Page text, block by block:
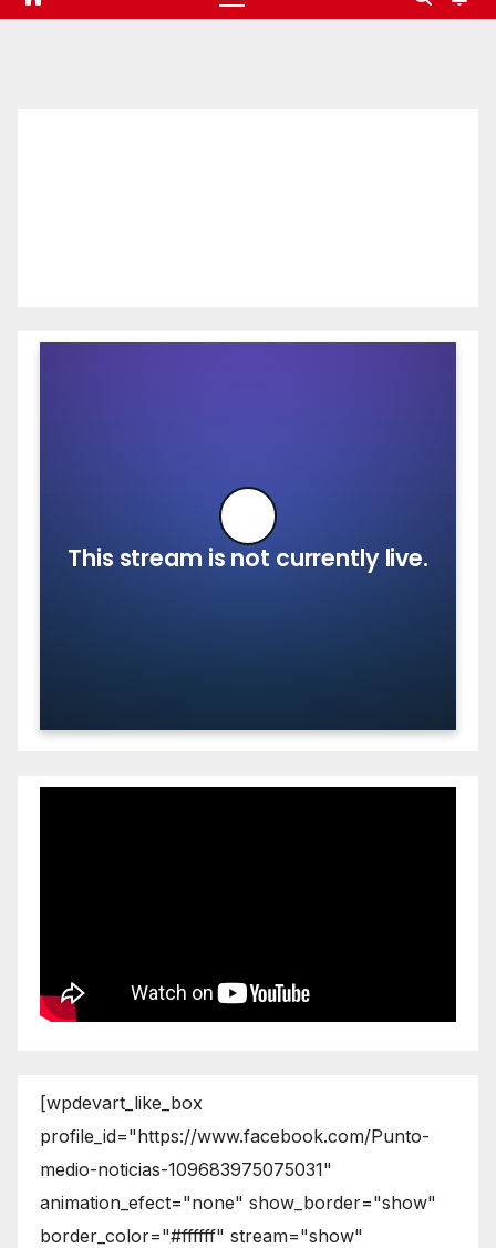
[wpdevart_like_box
profile_id="https://www.facebook.com/Punto-
medio-noticias-109683975075031"
animation_efect="none" show_border="show"
border_color="#ffffff" stream="show"